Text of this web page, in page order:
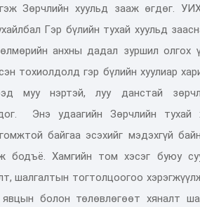
гэж Зөрчлийн хуульд зааж өгдөг.
Гэр бүлийн тухай хуульд
анхны дадал зуршил олгох
тохиолдолдгэр бүлийн хуулиар
муу нэртэй, луу данстай
Энэ удаагийн Зөрчлийн тухай
байгаа эсэхийг мэдэхгүй
бодъё.Хамгийн том хэсэг буюу
шалгалтын тогтолцоогоо
явцын болон төлөвлөгөөт хяналт